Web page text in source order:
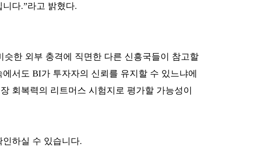
다.”라고 밝혔다.
한 외부 충격에 직면한 다른 신흥국들이 참고할
서도 BI가 투자자의 신뢰를 유지할 수 있느냐에
회복력의 리트머스 시험지로 평가할 가능성이
인하실 수 있습니다.